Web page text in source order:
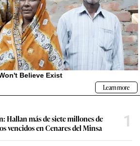
Hallan más de siete millones de
vencidos en Cenares del Minsa
1